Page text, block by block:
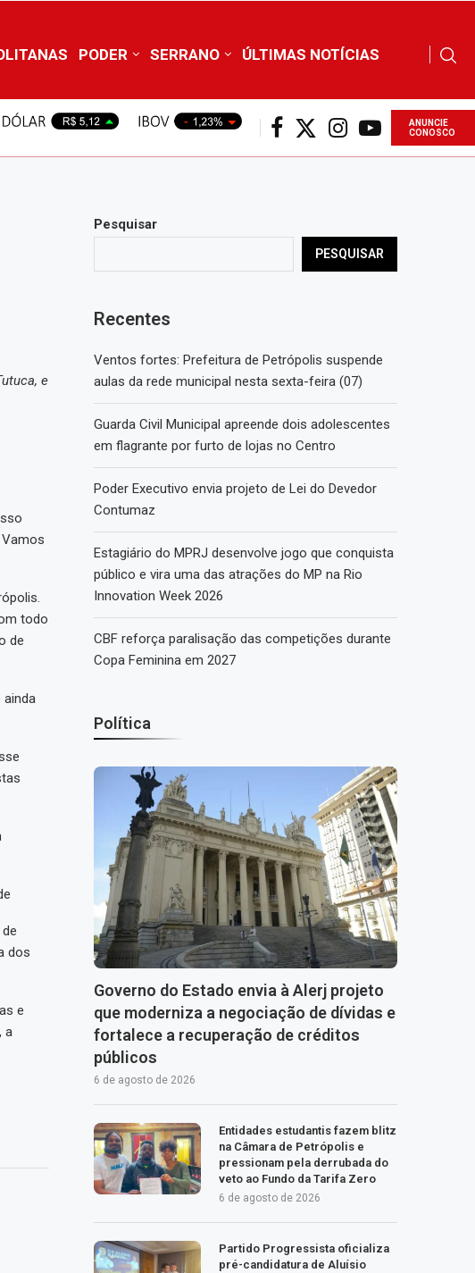
PODER SERRANO ÚLTIMAS NOTÍCIAS
ANUNCIE
CONOSCO
e
todo
de
ainda
dos
e
a
Pesquisar
PESQUISAR
Recentes
Ventos fortes: Prefeitura de Petrópolis suspende
aulas da rede municipal nesta sexta-feira (07)
Guarda Civil Municipal apreende dois adolescentes
em flagrante por furto de lojas no Centro
Poder Executivo envia projeto de Lei do Devedor
Contumaz
Estagiário do MPRJ desenvolve jogo que conquista
público e vira uma das atrações do MP na Rio
Innovation Week 2026
CBF reforça paralisação das competições durante
Copa Feminina em 2027
Política
Governo do Estado envia à Alerj projeto
que moderniza a negociação de dívidas e
fortalece a recuperação de créditos
públicos
6 de agosto de 2026
Entidades estudantis fazem blitz
na Câmara de Petrópolis e
pressionam pela derrubada do
veto ao Fundo da Tarifa Zero
6 de agosto de 2026
Partido Progressista oficializa
pré-candidatura de Aluísio